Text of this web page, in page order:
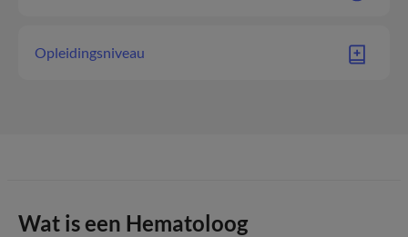
Opleidingsniveau
Wat is een Hematoloog